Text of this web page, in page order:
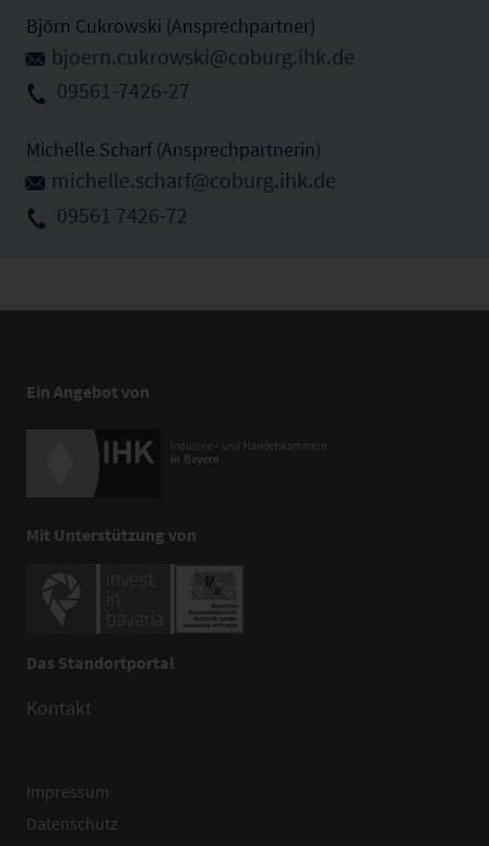
Björn Cukrowski (Ansprechpartner)
bjoern.cukrowski@coburg.ihk.de
09561-7426-27
Michelle Scharf (Ansprechpartnerin)
michelle.scharf@coburg.ihk.de
09561 7426-72
Ein Angebot von
Mit Unterstützung von
Das Standortportal
Kontakt
Impressum
Datenschutz